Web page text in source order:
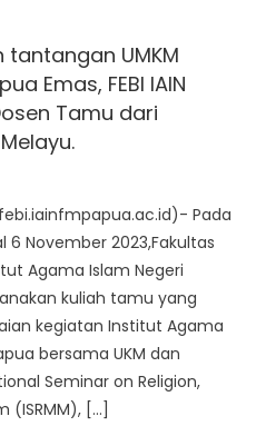
UMKM
Emas, FEBI IAIN
Tamu dari
Pada
November 2023,Fakultas
Agama Islam Negeri
kuliah tamu yang
kegiatan Institut Agama
bersama UKM dan
Seminar on Religion,
(ISRMM), […]